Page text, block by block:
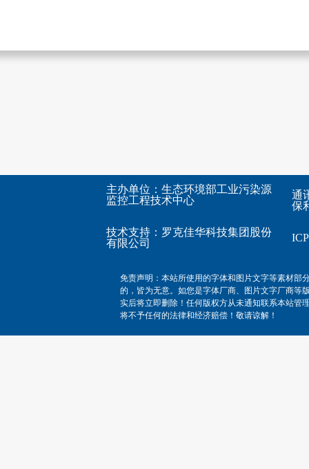
主办单位：生态环境部工业污染源
监控工程技术中心
技术支持： 罗克佳华科技集团股份
有限公司
通
保
免责声明：本站所使用的字体和图片文字等素材部
的，皆为无意。如您是字体厂商、图片文字厂商等
实后将立即删除！任何版权方从未通知联系本站管
将不予任何的法律和经济赔偿！敬请谅解！